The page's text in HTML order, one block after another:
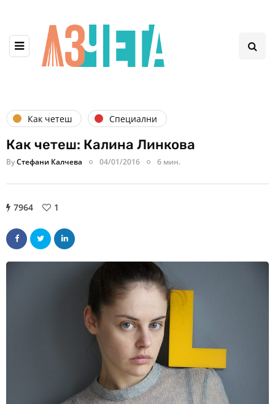
Как четеш Специални
Как четеш: Калина Линкова
ByСтефани Калчева 04/01/2016 6 мин.
7964 1